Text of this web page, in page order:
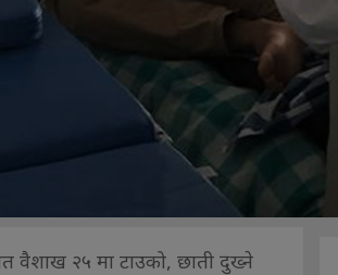
वैशाख २५ मा टाउको, छाती दुख्ने